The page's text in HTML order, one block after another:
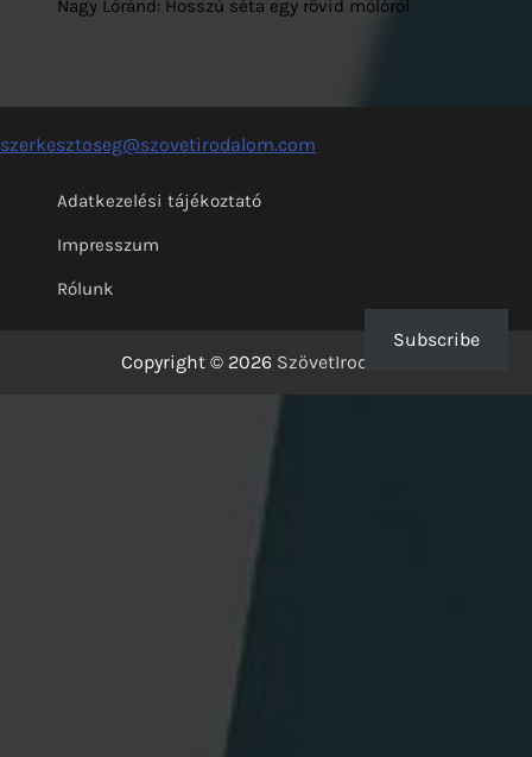
Nagy Lóránd: Hosszú séta egy rövid mólóról
szerkesztoseg@szovetirodalom.com
Adatkezelési tájékoztató
Impresszum
Rólunk
Copyright © 2026 SzövetIrodalom
Subscribe